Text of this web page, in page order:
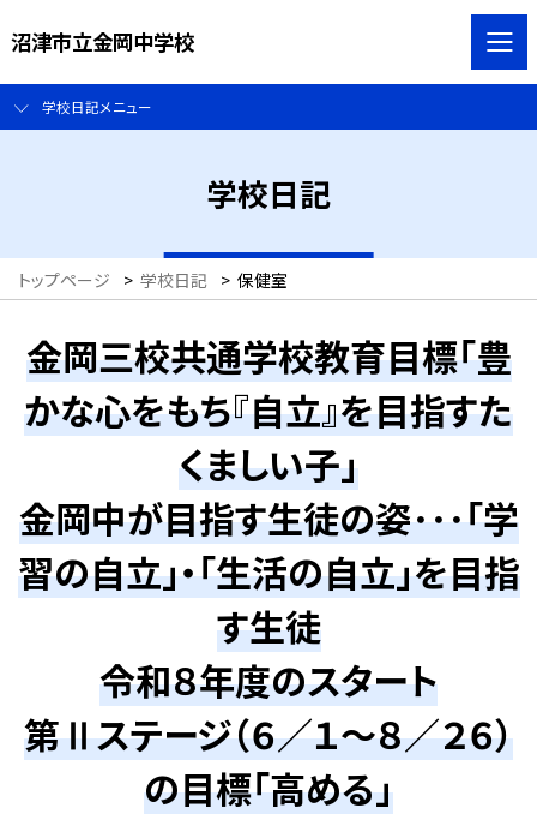
沼津市立金岡中学校
学校日記メニュー
学校日記
トップページ > 学校日記 > 保健室
金岡三校共通学校教育目標「豊
かな心をもち『自立』を目指すた
くましい子」
金岡中が目指す生徒の姿･･･「学
習の自立」・「生活の自立」を目指
す生徒
令和８年度のスタート
第Ⅱステージ（６／１～８／２６）
の目標「高める」